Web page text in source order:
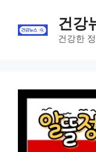
content
건강
건강한